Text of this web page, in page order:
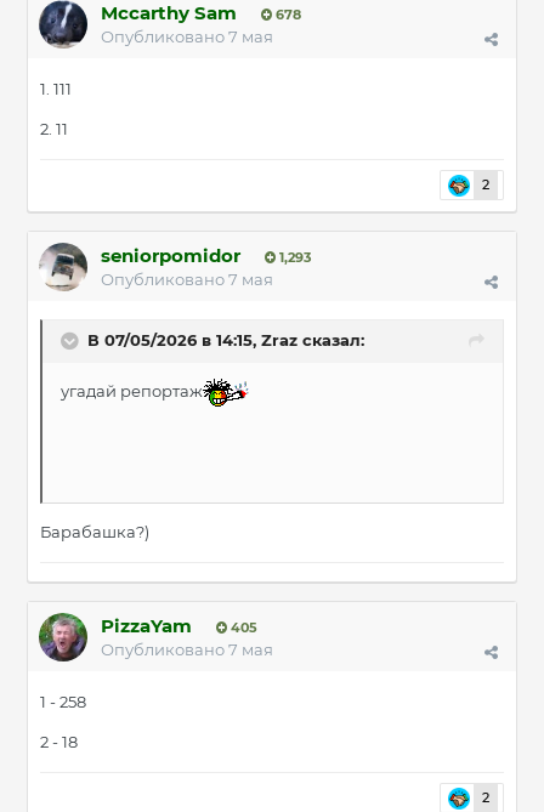
Mccarthy Sam 678
Опубликовано7 мая
1. 111
2. 11
2
seniorpomidor 1,293
Опубликовано7 мая
В 07/05/2026 в 14:15, Zraz сказал:
угадай репортаж
Барабашка?)
PizzaYam 405
Опубликовано7 мая
1 - 258
2 - 18
2